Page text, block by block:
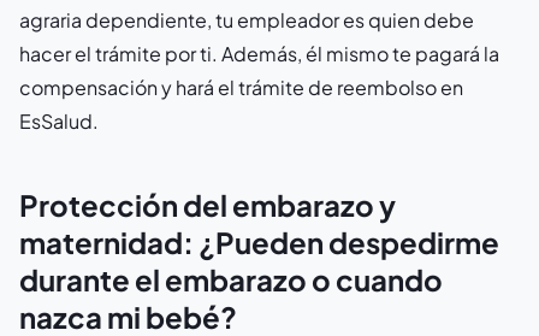
agraria dependiente, tu empleador es quien debe
hacer el trámite por ti. Además, él mismo te pagará la
compensación y hará el trámite de reembolso en
EsSalud.
Protección del embarazo y
maternidad: ¿Pueden despedirme
durante el embarazo o cuando
nazca mi bebé?